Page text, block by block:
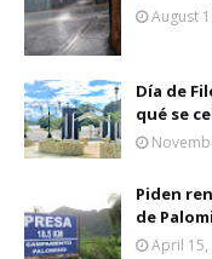
August
Día de
qué se
Piden
de
April 15,